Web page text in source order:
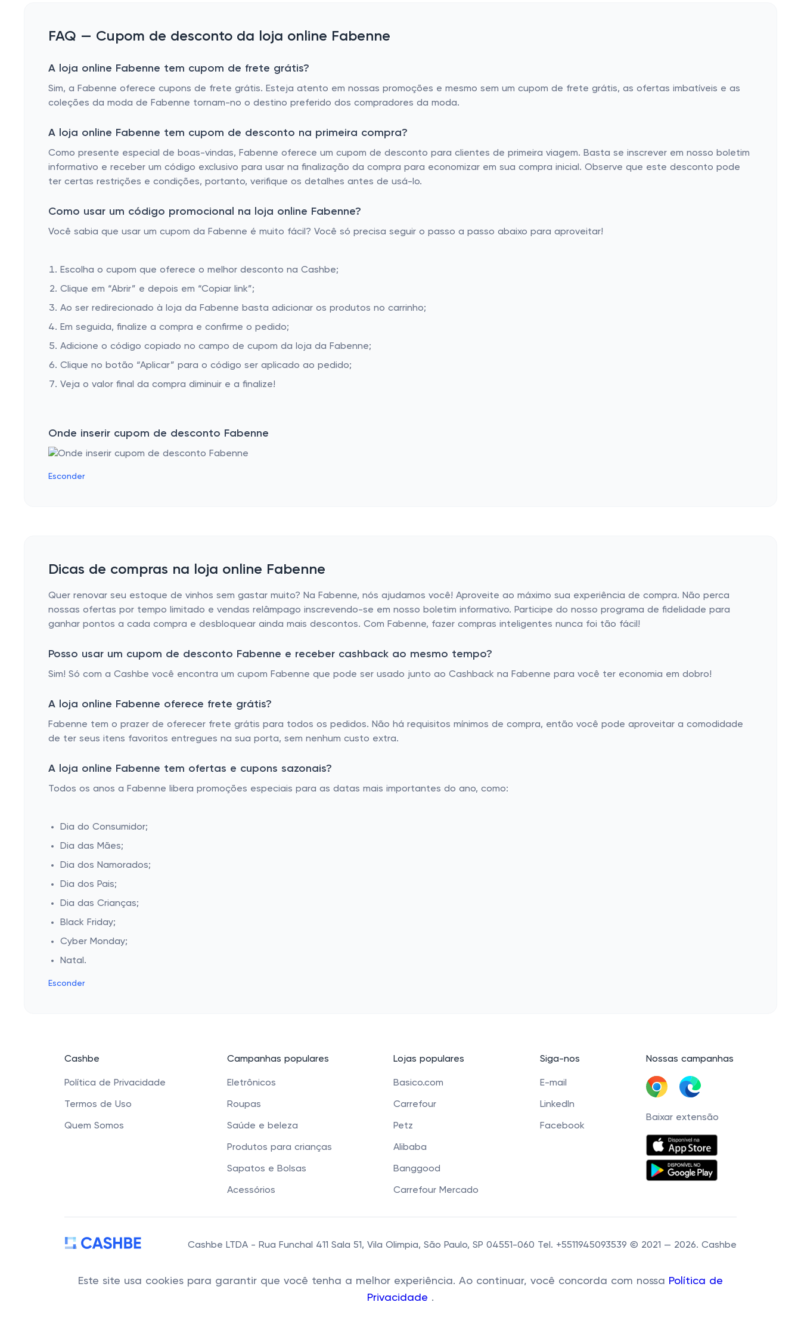
FAQ — Cupom de desconto da loja online Fabenne
A loja online Fabenne tem cupom de frete grátis?
Sim, a Fabenne oferece cupons de frete grátis. Esteja atento em nossas promoções e mesmo sem um cupom de frete grátis, as ofertas imbatíveis e as
coleções da moda de Fabenne tornam-no o destino preferido dos compradores da moda.
A loja online Fabenne tem cupom de desconto na primeira compra?
Como presente especial de boas-vindas, Fabenne oferece um cupom de desconto para clientes de primeira viagem. Basta se inscrever em nosso boletim
informativo e receber um código exclusivo para usar na finalização da compra para economizar em sua compra inicial. Observe que este desconto pode
ter certas restrições e condições, portanto, verifique os detalhes antes de usá-lo.
Como usar um código promocional na loja online Fabenne?
Você sabia que usar um cupom da Fabenne é muito fácil? Você só precisa seguir o passo a passo abaixo para aproveitar!
Escolha o cupom que oferece o melhor desconto na Cashbe;
Clique em “Abrir” e depois em “Copiar link”;
Ao ser redirecionado à loja da Fabenne basta adicionar os produtos no carrinho;
Em seguida, finalize a compra e confirme o pedido;
Adicione o código copiado no campo de cupom da loja da Fabenne;
Clique no botão “Aplicar” para o código ser aplicado ao pedido;
Veja o valor final da compra diminuir e a finalize!
Onde inserir cupom de desconto Fabenne
Esconder
Dicas de compras na loja online Fabenne
Quer renovar seu estoque de vinhos sem gastar muito? Na Fabenne, nós ajudamos você! Aproveite ao máximo sua experiência de compra. Não perca
nossas ofertas por tempo limitado e vendas relâmpago inscrevendo-se em nosso boletim informativo. Participe do nosso programa de fidelidade para
ganhar pontos a cada compra e desbloquear ainda mais descontos. Com Fabenne, fazer compras inteligentes nunca foi tão fácil!
Posso usar um cupom de desconto Fabenne e receber cashback ao mesmo tempo?
Sim! Só com a Cashbe você encontra um cupom Fabenne que pode ser usado junto ao Cashback na Fabenne para você ter economia em dobro!
A loja online Fabenne oferece frete grátis?
Fabenne tem o prazer de oferecer frete grátis para todos os pedidos. Não há requisitos mínimos de compra, então você pode aproveitar a comodidade
de ter seus itens favoritos entregues na sua porta, sem nenhum custo extra.
A loja online Fabenne tem ofertas e cupons sazonais?
Todos os anos a Fabenne libera promoções especiais para as datas mais importantes do ano, como:
Dia do Consumidor;
Dia das Mães;
Dia dos Namorados;
Dia dos Pais;
Dia das Crianças;
Black Friday;
Cyber Monday;
Natal.
Esconder
Cashbe
Política de Privacidade
Termos de Uso
Quem Somos
Campanhas populares
Eletrônicos
Roupas
Saúde e beleza
Produtos para crianças
Sapatos e Bolsas
Acessórios
Lojas populares
Basico.com
Carrefour
Petz
Alibaba
Banggood
Carrefour Mercado
Siga-nos
E-mail
LinkedIn
Facebook
Nossas campanhas
Baixar extensão
Cashbe LTDA - Rua Funchal 411 Sala 51, Vila Olimpia, São Paulo, SP 04551-060 Tel. +5511945093539 © 2021 — 2026. Cashbe
Este site usa cookies para garantir que você tenha a melhor experiência. Ao continuar, você concorda com nossa Política de
Privacidade .